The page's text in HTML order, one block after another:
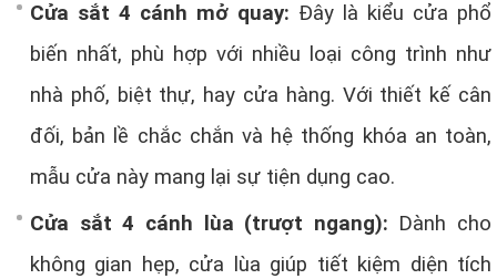
Cửa sắt 4 cánh mở quay: Đây là kiểu cửa phổ
biến nhất, phù hợp với nhiều loại công trình như
nhà phố, biệt thự, hay cửa hàng. Với thiết kế cân
đối, bản lề chắc chắn và hệ thống khóa an toàn,
mẫu cửa này mang lại sự tiện dụng cao.
Cửa sắt 4 cánh lùa (trượt ngang): Dành cho
không gian hẹp, cửa lùa giúp tiết kiệm diện tích